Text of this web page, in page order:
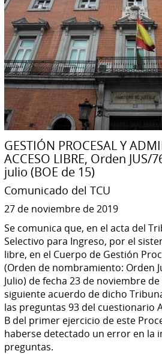
GESTIÓN PROCESAL Y
ACCESO LIBRE, Orden JUS/
julio (BOE de 15)
Comunicado del TCU
27 de noviembre de 2019
Se comunica que, en el acta del
Selectivo para Ingreso, por el
libre, en el Cuerpo de Gestión
(Orden de nombramiento: Orden
Julio) de fecha 23 de noviembre
siguiente acuerdo de dicho
las preguntas 93 del cuestionario
B del primer ejercicio de este
haberse detectado un error en la
preguntas.